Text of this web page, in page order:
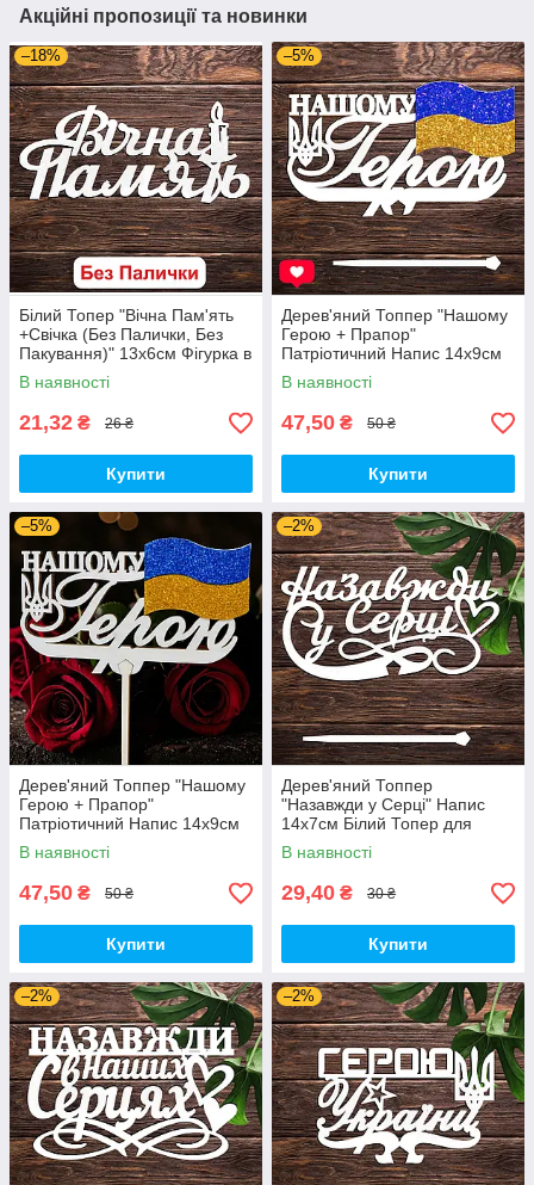
Акційні пропозиції та новинки
–18%
Білий Топер "Вічна Пам'ять
+Свічка (Без Палички, Без
Пакування)" 13х6см Фігурка в
Букет Квіти Напис для Торта
з ЛДВП Військовому
В наявності
21,32 ₴ 26 ₴
Купити
–5%
Дерев'яний Топпер "Нашому
Герою + Прапор"
Патріотичний Напис 14х9см
Білий Топер для Торта, у
Букет Квіти Фігурка Захиснику
України
В наявності
47,50 ₴ 50 ₴
Купити
–5%
Дерев'яний Топпер "Нашому
Герою + Прапор"
Патріотичний Напис 14х9см
Білий Топер для Торта, у
Букет Квіти Фігурка Захиснику
України
В наявності
47,50 ₴ 50 ₴
Купити
–2%
Дерев'яний Топпер
"Назавжди у Серці" Напис
14х7см Білий Топер для
Торта, у Букет Квіти Фігурка
Захиснику
В наявності
29,40 ₴ 30 ₴
Купити
–2% –2%